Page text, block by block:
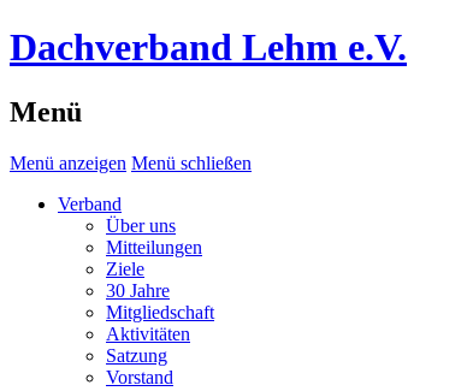
Dachverband Lehm e.V.
Menü
Menü anzeigen Menü schließen
Verband
Über uns
Mitteilungen
Ziele
30 Jahre
Mitgliedschaft
Aktivitäten
Satzung
Vorstand